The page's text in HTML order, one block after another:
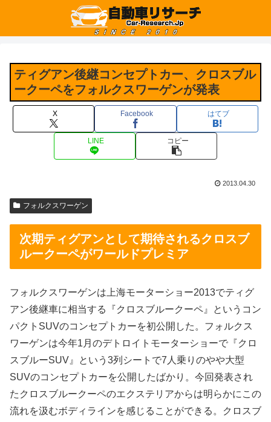
ティグアン後継コンセプトカー、クロスブル
ークーペをフォルクスワーゲンが発表
X Facebook はてブ
LINE コピー
2013.04.30
フォルクスワーゲン
次期ティグアンとして期待されるクロスブ
ルークーペがワールドプレミア
フォルクスワーゲンは上海モーターショー2013でティグ
アン後継車に相当する『クロスブルークーペ』というコン
パクトSUVのコンセプトカーを初公開した。フォルクス
ワーゲンは今年1月のデトロイトモーターショーで『クロ
スブルーSUV』という3列シートで7人乗りのやや大型
SUVのコンセプトカーを公開したばかり。今回発表され
たクロスブルークーペのエクステリアからは明らかにこの
流れを汲むボディラインを感じることができる。クロスブ